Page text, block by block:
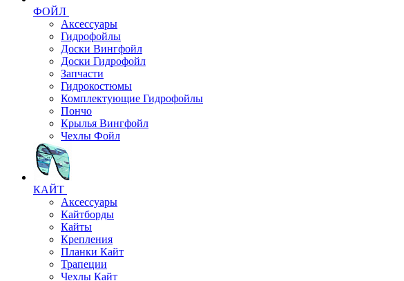
ФОЙЛ
Аксессуары
Гидрофойлы
Доски Вингфойл
Доски Гидрофойл
Запчасти
Гидрокостюмы
Комплектующие Гидрофойлы
Пончо
Крылья Вингфойл
Чехлы Фойл
КАЙТ
Аксессуары
Кайтборды
Кайты
Крепления
Планки Кайт
Трапеции
Чехлы Кайт